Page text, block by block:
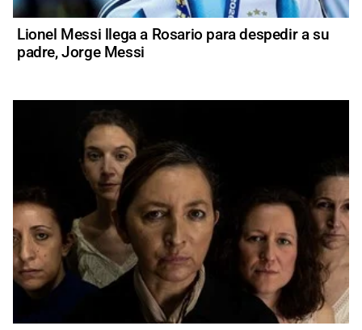
Lionel Messi llega a Rosario para despedir a su
padre, Jorge Messi